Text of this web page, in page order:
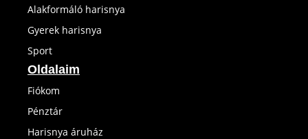
Alakformáló harisnya
Gyerek harisnya
Sport
Oldalaim
Fiókom
Pénztár
Harisnya áruház